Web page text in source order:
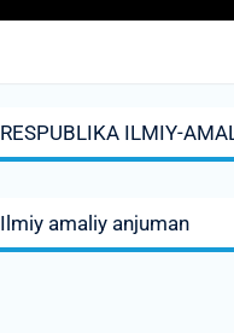
post:
RESPUBLIKA ILMIY-
Next
post:
Ilmiy amaliy anjuman